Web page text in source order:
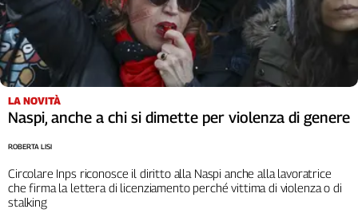
Lombardia
Marche
Piemonte
Puglia
Sardegna
Sicilia
Toscana
Trentino
Umbria
Valle
LA NOVITÀ
Naspi, anche a chi si dimette per violenza di genere
Circolare Inps riconosce il diritto alla Naspi anche alla lavoratrice
che firma la lettera di licenziamento perché vittima di violenza o di
stalking
ROBERTA LISI